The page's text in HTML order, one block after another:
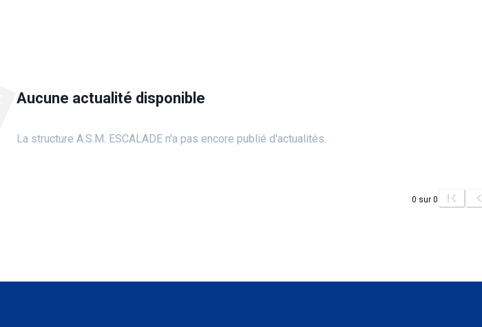
Aucune actualité disponible
La structure A.S.M. ESCALADE n'a pas encore publié d'actualités.
0 sur 0